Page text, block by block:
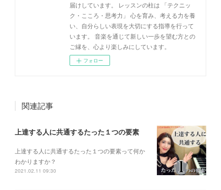
届けしています。 レッスンの柱は 「テクニッ
ク・こころ・思考力」 心を育み、考える力を養
い、自分らしい表現を大切にする指導を行って
います。 音楽を通じて新しい一歩を望む方との
ご縁を、心より楽しみにしています。
フォロー
関連記事
上達する人に共通するたった１つの要素
上達する人に共通するたった１つの要素って何か
わかりますか？
2021.02.11 09:30